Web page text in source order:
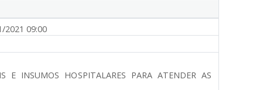
2021 09:00
E INSUMOS HOSPITALARES PARA ATENDER AS